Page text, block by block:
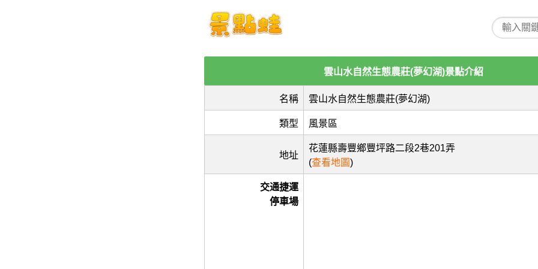
雲山水自然生態農莊(夢幻湖)景點介紹
名稱 雲山水自然生態農莊(夢幻湖)
類型 風景區
地址
花蓮縣壽豐鄉豐坪路二段2巷201弄
(查看地圖)
交通捷運
停車場